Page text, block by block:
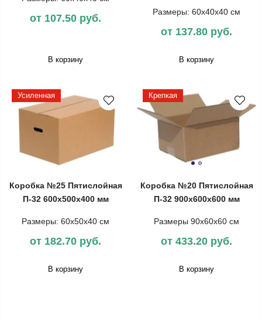
от 107.50 руб.
В корзину
Размеры: 60х40х40 см
от 137.80 руб.
В корзину
Усиленная
Коробка №25 Пятислойная
П-32 600х500х400 мм
Размеры: 60х50х40 см
от 182.70 руб.
В корзину
Крепкая
Коробка №20 Пятислойная
П-32 900х600х600 мм
Размеры 90х60х60 см
от 433.20 руб.
В корзину